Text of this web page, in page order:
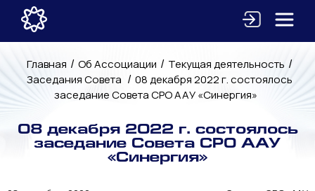
Главная / Об Ассоциации / Текущая деятельность /
Заседания Совета / 08 декабря 2022 г. состоялось
заседание Совета СРО ААУ «Синергия»
08 декабря 2022 г. состоялось
заседание Совета СРО ААУ
«Синергия»